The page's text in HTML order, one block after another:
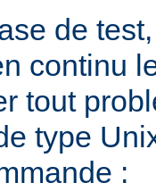
de
continu
tout
type
: